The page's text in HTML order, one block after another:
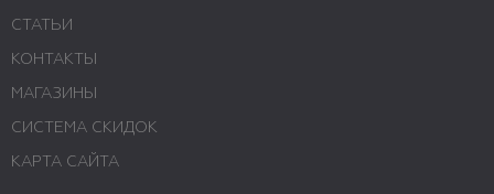
СТАТЬИ
КОНТАКТЫ
МАГАЗИНЫ
СИСТЕМА СКИДОК
КАРТА САЙТА